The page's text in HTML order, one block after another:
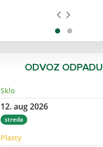
ODVOZ ODPADU
Sklo
12. aug 2026
streda
Plasty